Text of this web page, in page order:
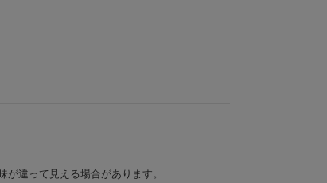
違って見える場合があります。